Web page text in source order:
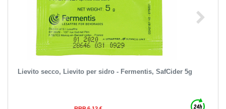
Lievito secco, Lievito per sidro - Fermentis, SafCider 5g